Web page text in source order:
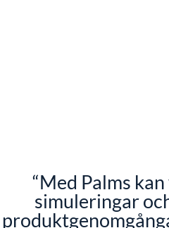
“Med Palms
simuleringar